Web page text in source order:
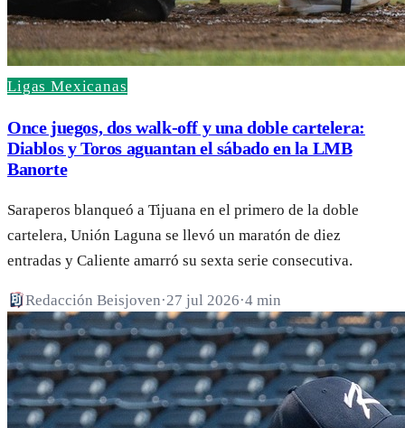
Ligas Mexicanas
Once juegos, dos walk-off y una doble cartelera:
Diablos y Toros aguantan el sábado en la LMB
Banorte
Saraperos blanqueó a Tijuana en el primero de la doble
cartelera, Unión Laguna se llevó un maratón de diez
entradas y Caliente amarró su sexta serie consecutiva.
Redacción Beisjoven·27 jul 2026·4 min